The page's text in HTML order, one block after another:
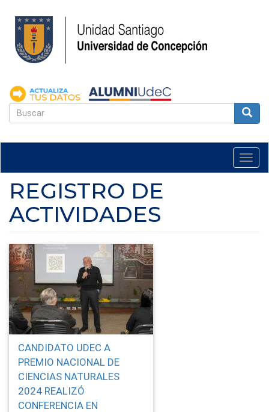
contenido
principal
FORMULARIO
REGISTRO DE
ACTIVIDADES
CANDIDATO UDEC A
PREMIO NACIONAL DE
CIENCIAS NATURALES
2024 REALIZÓ
CONFERENCIA EN